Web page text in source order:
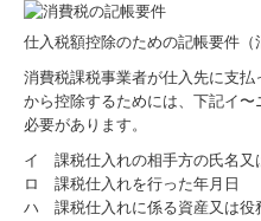
仕入税額控除のための記帳要件（
消費税課税事業者が仕入先に支
から控除するためには、下記イ
必要があります。
イ 課税仕入れの相手方の氏名又
ロ 課税仕入れを行った年月日
ハ 課税仕入れに係る資産又は役